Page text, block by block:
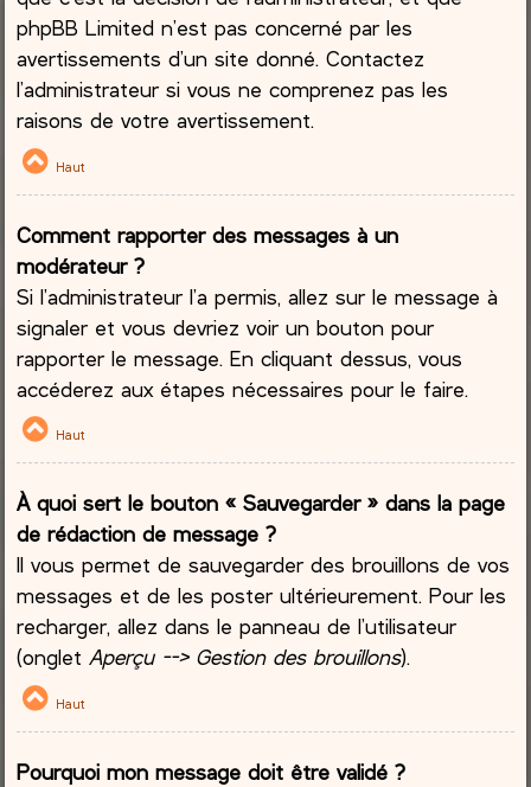
phpBB Limited n’est pas concerné par les
avertissements d’un site donné. Contactez
l’administrateur si vous ne comprenez pas les
raisons de votre avertissement.
Haut
Comment rapporter des messages à un
modérateur ?
Si l’administrateur l’a permis, allez sur le message à
signaler et vous devriez voir un bouton pour
rapporter le message. En cliquant dessus, vous
accéderez aux étapes nécessaires pour le faire.
Haut
À quoi sert le bouton « Sauvegarder » dans la page
de rédaction de message ?
Il vous permet de sauvegarder des brouillons de vos
messages et de les poster ultérieurement. Pour les
recharger, allez dans le panneau de l’utilisateur
(ongletAperçu --> Gestion des brouillons).
Haut
Pourquoi mon message doit être validé ?